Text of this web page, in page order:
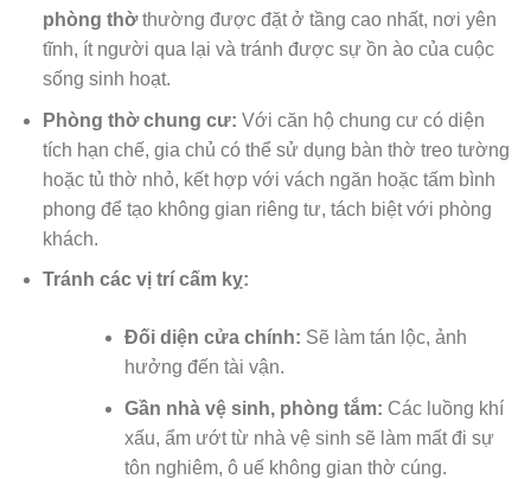
phòng thờthường được đặt ở tầng cao nhất, nơi yên
tĩnh, ít người qua lại và tránh được sự ồn ào của cuộc
sống sinh hoạt.
Phòng thờ chung cư: Với căn hộ chung cư có diện
tích hạn chế, gia chủ có thể sử dụng bàn thờ treo tường
hoặc tủ thờ nhỏ, kết hợp với vách ngăn hoặc tấm bình
phong để tạo không gian riêng tư, tách biệt với phòng
khách.
Tránh các vị trí cấm kỵ:
Đối diện cửa chính: Sẽ làm tán lộc, ảnh
hưởng đến tài vận.
Gần nhà vệ sinh, phòng tắm: Các luồng khí
xấu, ẩm ướt từ nhà vệ sinh sẽ làm mất đi sự
tôn nghiêm, ô uế không gian thờ cúng.